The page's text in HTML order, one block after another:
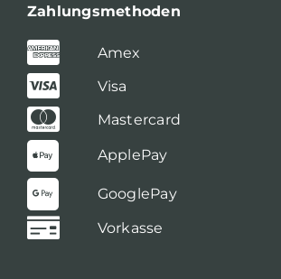
Zahlungsmethoden
Amex
Visa
Mastercard
ApplePay
GooglePay
Vorkasse